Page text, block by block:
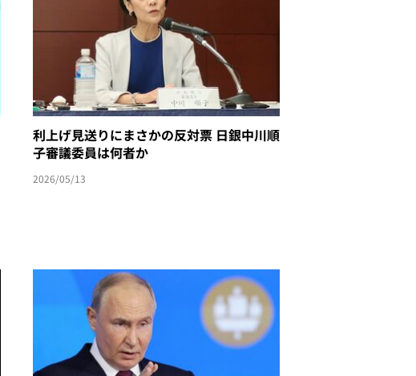
利上げ見送りにまさかの反対票 日銀中川順
子審議委員は何者か
2026/05/13